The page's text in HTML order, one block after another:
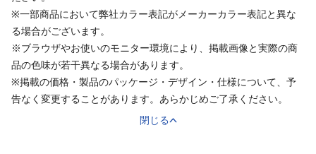
※一部商品において弊社カラー表記がメーカーカラー表記と異な
る場合がございます。
※ブラウザやお使いのモニター環境により、掲載画像と実際の商
品の色味が若干異なる場合があります。
※掲載の価格・製品のパッケージ・デザイン・仕様について、予
告なく変更することがあります。あらかじめご了承ください。
閉じる